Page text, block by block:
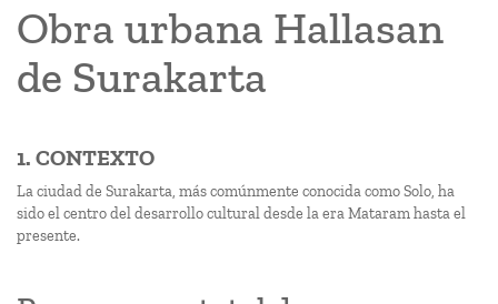
Obra urbana Hallasan
de Surakarta
1. CONTEXTO
La ciudad de Surakarta, más comúnmente conocida como Solo, ha
sido el centro del desarrollo cultural desde la era Mataram hasta el
presente.